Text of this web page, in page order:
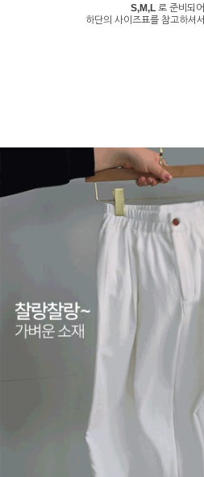
S,M,L로 준비되
하단의 사이즈표를 참고하셔